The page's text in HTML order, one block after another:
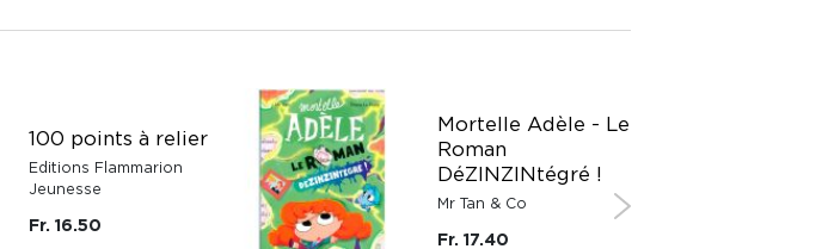
100 points à relier
Editions Flammarion
Jeunesse
Fr. 16.50
Mortelle Adèle - Le
Roman
DéZINZINtégré !
Mr Tan & Co
Fr. 17.40